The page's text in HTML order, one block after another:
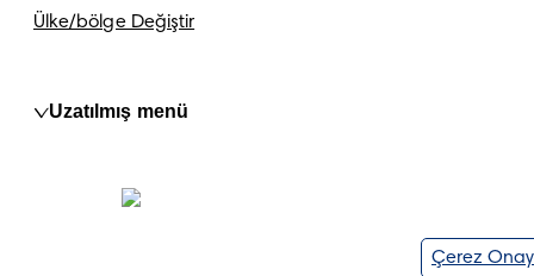
Ülke/bölge Değiştir
Uzatılmış menü
Çerez